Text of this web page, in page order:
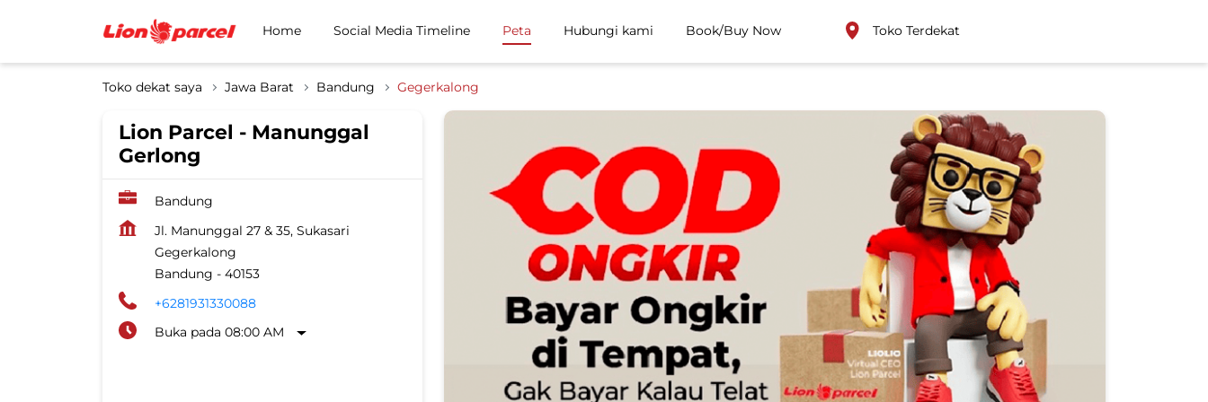
Home Social Media Timeline Peta Hubungi kami Book/Buy Now Toko Terdekat
Toko dekat saya Jawa Barat Bandung Gegerkalong
Lion Parcel - Manunggal
Gerlong
Bandung
Jl. Manunggal 27 & 35, Sukasari
Gegerkalong
Bandung - 40153
+6281931330088
Buka pada 08:00 AM